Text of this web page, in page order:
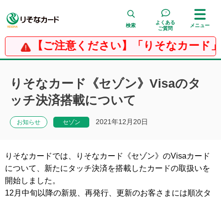
検索
よくある
ご質問
メニュー
検 索
【ご注意ください】「りそなカード
りそなカード《セゾン》Visaのタ
ッチ決済搭載について
お知らせ セゾン 2021年12月20日
りそなカードでは、りそなカード《セゾン》のVisaカード
について、新たにタッチ決済を搭載したカードの取扱いを
開始しました。
12月中旬以降の新規、再発行、更新のお客さまには順次タ